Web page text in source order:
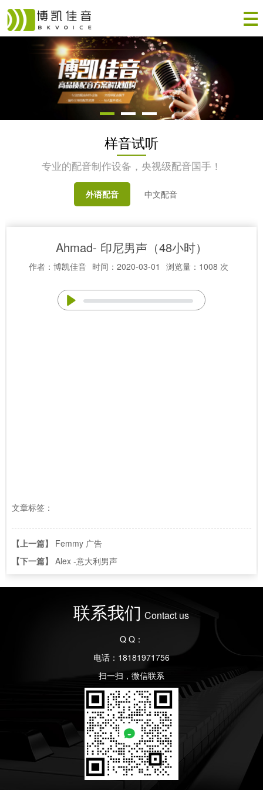
样音试听
专业的配音制作设备，央视级配音国手！
外语配音 中文配音
Ahmad- 印尼男声（48小时）
作者：博凯佳音 时间：2020-03-01 浏览量：1008 次
文章标签：
【上一篇】
Femmy 广告
【下一篇】 Alex -意大利男声
联系我们 Contact us
Q Q：
电话：18181971756
扫一扫，微信联系